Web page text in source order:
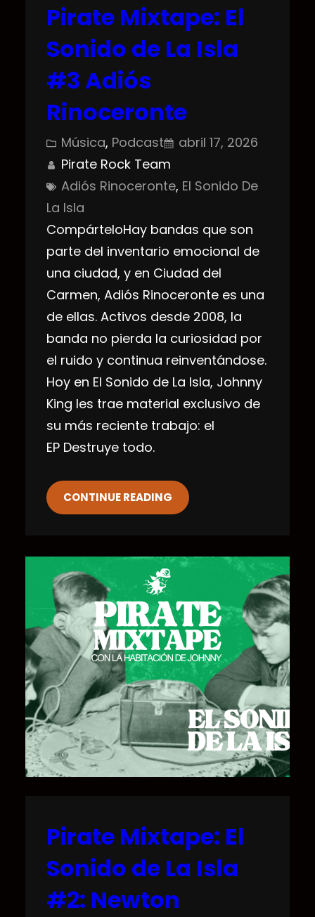
Pirate Mixtape: El
Sonido de La Isla
#3 Adiós
Rinoceronte
Música, Podcast
abril 17, 2026
Pirate Rock Team
Adiós Rinoceronte, El Sonido De
La Isla
CompárteloHay bandas que son
parte del inventario emocional de
una ciudad, y en Ciudad del
Carmen, Adiós Rinoceronte es una
de ellas. Activos desde 2008, la
banda no pierda la curiosidad por
el ruido y continua reinventándose.
Hoy en El Sonido de La Isla, Johnny
King les trae material exclusivo de
su más reciente trabajo: el
EP Destruye todo.
CONTINUE READING
Pirate Mixtape: El
Sonido de La Isla
#2: Newton